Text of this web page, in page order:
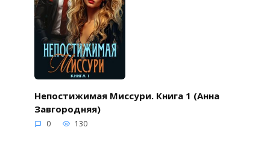
Непостижимая Миссури. Книга 1 (Анна
Завгородняя)
0 130